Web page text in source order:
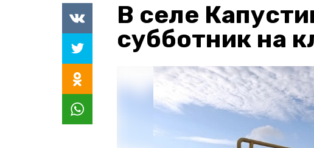
В селе
субботник на